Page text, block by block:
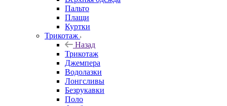
Пальто
Плащи
Куртки
Трикотаж
Назад
Трикотаж
Джемпера
Водолазки
Лонгсливы
Безрукавки
Поло